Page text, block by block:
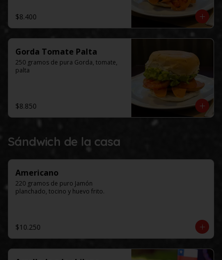
$8.400
Gorda Tomate Palta
250 gramos de pura Gorda, tomate,
palta
$8.850
Sándwich de la casa
Americano
220 gramos de puro Jamón
planchado, tocino y huevo frito.
$10.250